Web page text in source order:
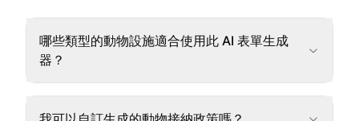
哪些類型的動物設施適合使用此 AI 表單生成
器？